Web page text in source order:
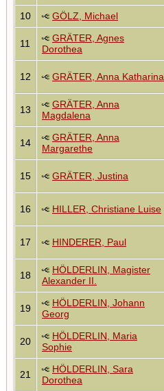
10 GÖLZ, Michael
11
GRÄTER, Agnes
Dorothea
12 GRÄTER, Anna Katharina
13
GRÄTER, Anna
Magdalena
14
GRÄTER, Anna
Margarethe
15 GRÄTER, Justina
16 HILLER, Christiane Luise
17 HINDERER, Paul
18
HÖLDERLIN, Magister
Alexander II.
19
HÖLDERLIN, Johann
Georg
20
HÖLDERLIN, Maria
Sophie
21
HÖLDERLIN, Sara
Dorothea